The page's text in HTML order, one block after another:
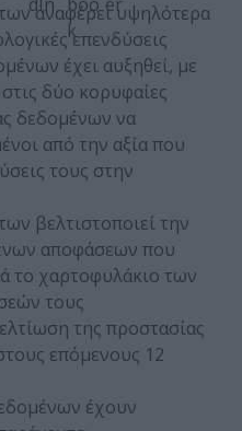
αναφέρει υψηλότερα
επενδύσεις
έχει αυξηθεί, με
δύο κορυφαίες
δεδομένων να
από την αξία που
τους στην
βελτιστοποιεί την
αποφάσεων που
το χαρτοφυλάκιο των
τους
της προστασίας
επόμενους 12
έχουν